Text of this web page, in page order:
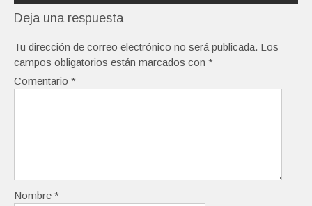
Deja una respuesta
Tu dirección de correo electrónico no será publicada. Los
campos obligatorios están marcados con *
Comentario *
Nombre *